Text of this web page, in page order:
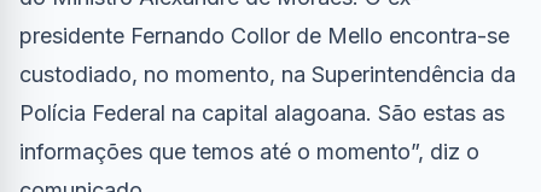
presidente Fernando Collor de Mello encontra-se
custodiado, no momento, na Superintendência da
Polícia Federal na capital alagoana. São estas as
informações que temos até o momento”, diz o